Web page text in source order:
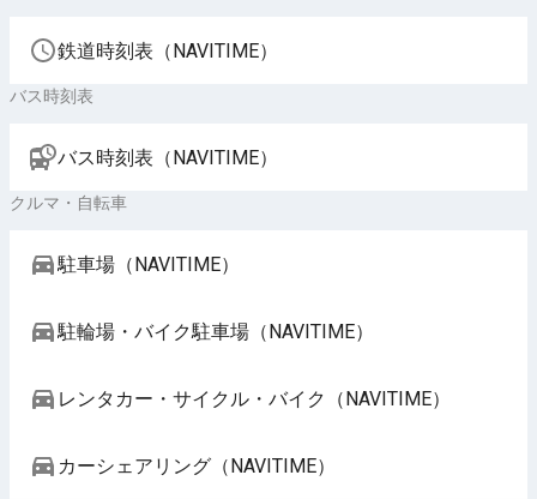
鉄道時刻表（NAVITIME）
バス時刻表
バス時刻表（NAVITIME）
クルマ・自転車
駐車場（NAVITIME）
駐輪場・バイク駐車場（NAVITIME）
レンタカー・サイクル・バイク（NAVITIME）
カーシェアリング（NAVITIME）